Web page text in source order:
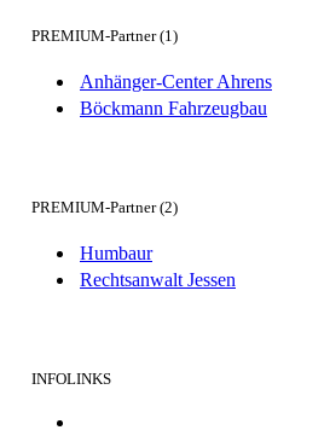
PREMIUM-Partner (1)
Anhänger-Center Ahrens
Böckmann Fahrzeugbau
PREMIUM-Partner (2)
Humbaur
Rechtsanwalt Jessen
INFOLINKS